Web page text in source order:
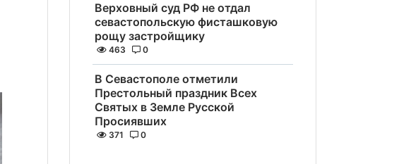
Верховный суд РФ не отдал
севастопольскую фисташковую
рощу застройщику
463 0
В Севастополе отметили
Престольный праздник Всех
Святых в Земле Русской
Просиявших
371 0